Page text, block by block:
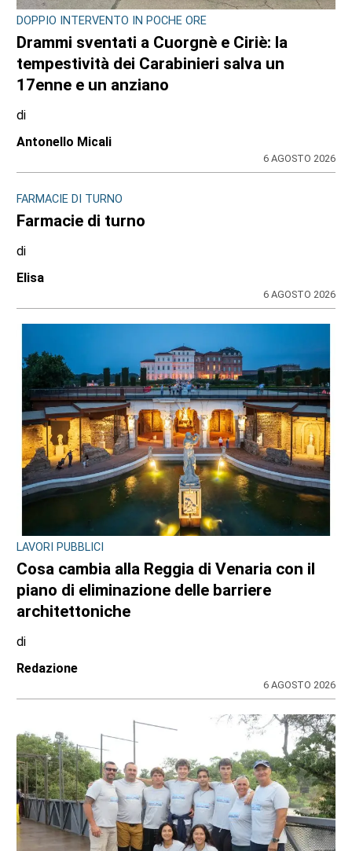
EDITORIA E COOPERAZIONE
AGCI e FILE: un’alleanza per tutelare i
giornali locali e no profit
ULTIME NOTIZIE
INCHIESTA E SEGNALAZIONI DAL TERRITORIO
Sulle impalcature senza casco e sotto
l’afa: a Ciriè la sicurezza finisce nel mirino
dei cittadini, il dossier
di
Antonello Micali
6 AGOSTO 2026
SPORT
Addio a Gabriele Araudo, storica colonna
dell’Ardor San Francesco